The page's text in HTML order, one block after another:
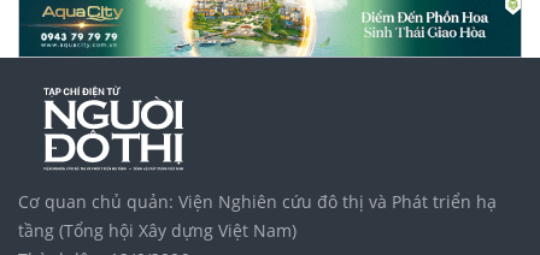
Cơ quan chủ quản: Viện Nghiên cứu đô thị và Phát triển hạ
tầng (Tổng hội Xây dựng Việt Nam)